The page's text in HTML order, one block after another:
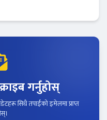
गर्नुहोस्
सिधै तपाईंको इमेलमा प्राप्त